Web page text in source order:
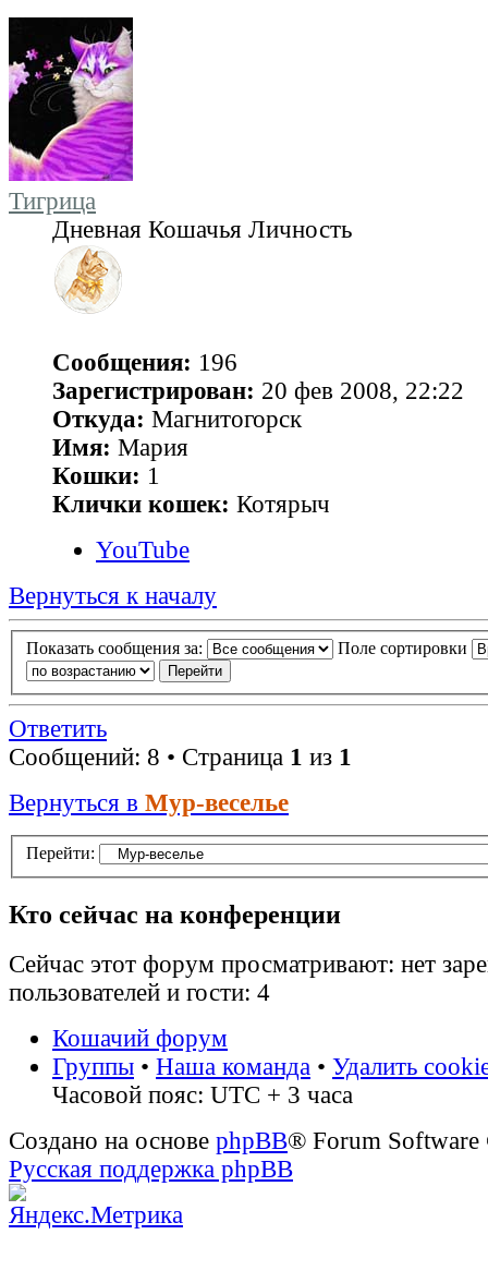
Тигрица
Дневная Кошачья Личность
Сообщения: 196
Зарегистрирован: 20 фев 2008, 22:22
Откуда: Магнитогорск
Имя: Мария
Кошки: 1
Клички кошек: Котярыч
YouTube
Вернуться к началу
Показать сообщения за: Поле сортировки
Ответить
Сообщений: 8 • Страница 1 из 1
Вернуться в Мур-веселье
Перейти:
Кто сейчас на конференции
Сейчас этот форум просматривают: нет
пользователей и гости: 4
Кошачий форум
Группы • Наша команда • Удалить
Часовой пояс: UTC + 3 часа
Создано на основе phpBB® Forum
Русская поддержка phpBB